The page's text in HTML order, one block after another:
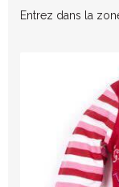
Entrez dans la